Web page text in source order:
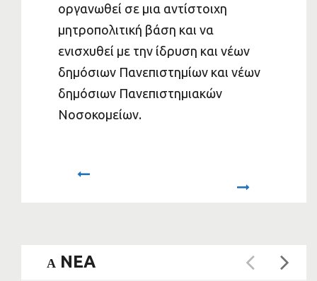
οργανωθεί σε μια αντίστοιχη
μητροπολιτική βάση και να
ενισχυθεί με την ίδρυση και νέων
δημόσιων Πανεπιστημίων και νέων
δημόσιων Πανεπιστημιακών
Νοσοκομείων.
A NEA